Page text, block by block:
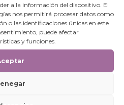
a la información del dispositivo. El
nos permitirá procesar datos como
o las identificaciones únicas en este
puede afectar
y funciones.